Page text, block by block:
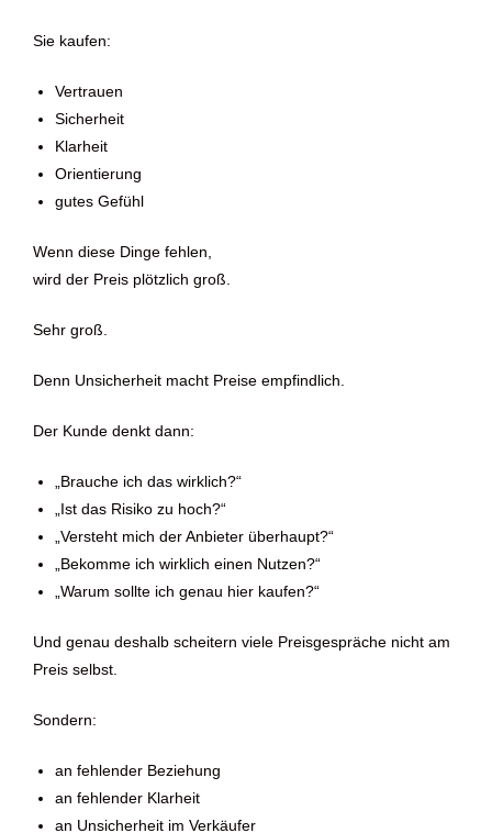
Sie kaufen:
Vertrauen
Sicherheit
Klarheit
Orientierung
gutes Gefühl
Wenn diese Dinge fehlen,
wird der Preis plötzlich groß.
Sehr groß.
Denn Unsicherheit macht Preise empfindlich.
Der Kunde denkt dann:
„Brauche ich das wirklich?“
„Ist das Risiko zu hoch?“
„Versteht mich der Anbieter überhaupt?“
„Bekomme ich wirklich einen Nutzen?“
„Warum sollte ich genau hier kaufen?“
Und genau deshalb scheitern viele Preisgespräche nicht am
Preis selbst.
Sondern:
an fehlender Beziehung
an fehlender Klarheit
an Unsicherheit im Verkäufer